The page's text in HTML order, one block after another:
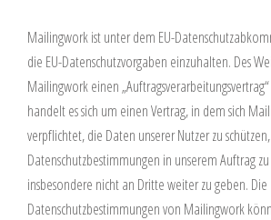
Mailingwork ist unter dem EU-
die EU-Datenschutzvorgaben einzuhalten. Des
Mailingwork einen
handelt es sich um einen Vertrag, in dem sich
verpflichtet, die Daten unserer Nutzer zu
Datenschutzbestimmungen in unserem Auftrag
insbesondere nicht an Dritte weiter zu geben. Die
Datenschutzbestimmungen von Mailingwork